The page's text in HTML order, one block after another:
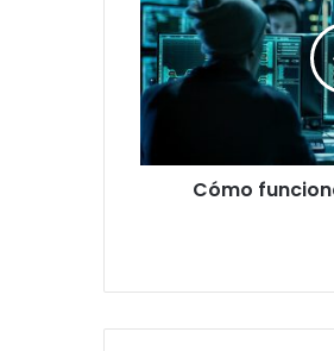
el
Hackeo
ético
Cómo